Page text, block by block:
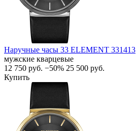
Наручные часы 33 ELEMENT 331413
мужские кварцевые
12 750 руб. −50% 25 500 руб.
Купить